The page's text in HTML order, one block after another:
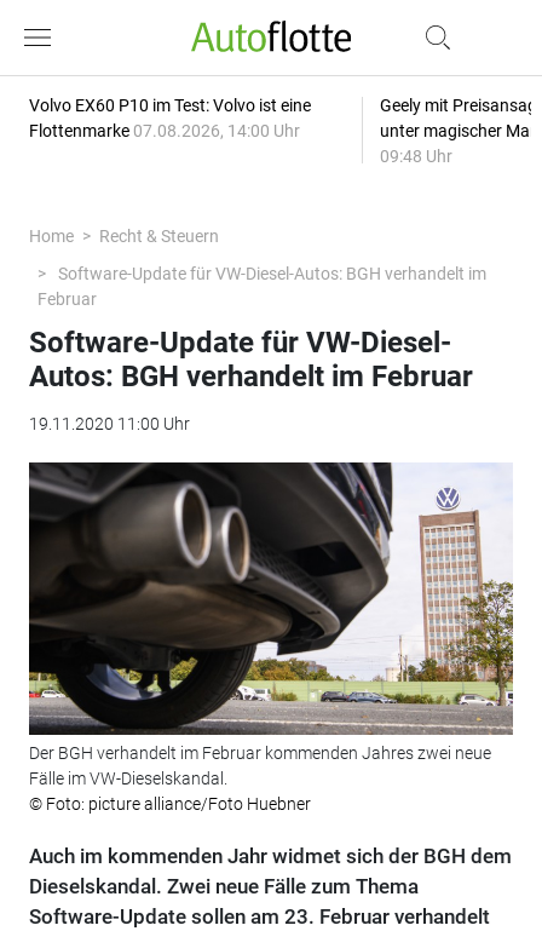
Volvo EX60 P10 im Test: Volvo ist eine
Flottenmarke 07.08.2026, 14:00 Uhr
Geely mit
unter magischer
09:48 Uhr
Home
Recht & Steuern
Software-Update für VW-Diesel-Autos: BGH verhandelt im
Februar
Software-Update für VW-Diesel-
Autos: BGH verhandelt im Februar
19.11.2020 11:00 Uhr
Der BGH verhandelt im Februar kommenden Jahres zwei neue
Fälle im VW-Dieselskandal.
© Foto: picture alliance/Foto Huebner
Auch im kommenden Jahr widmet sich der BGH dem
Dieselskandal. Zwei neue Fälle zum Thema
Software-Update sollen am 23. Februar verhandelt